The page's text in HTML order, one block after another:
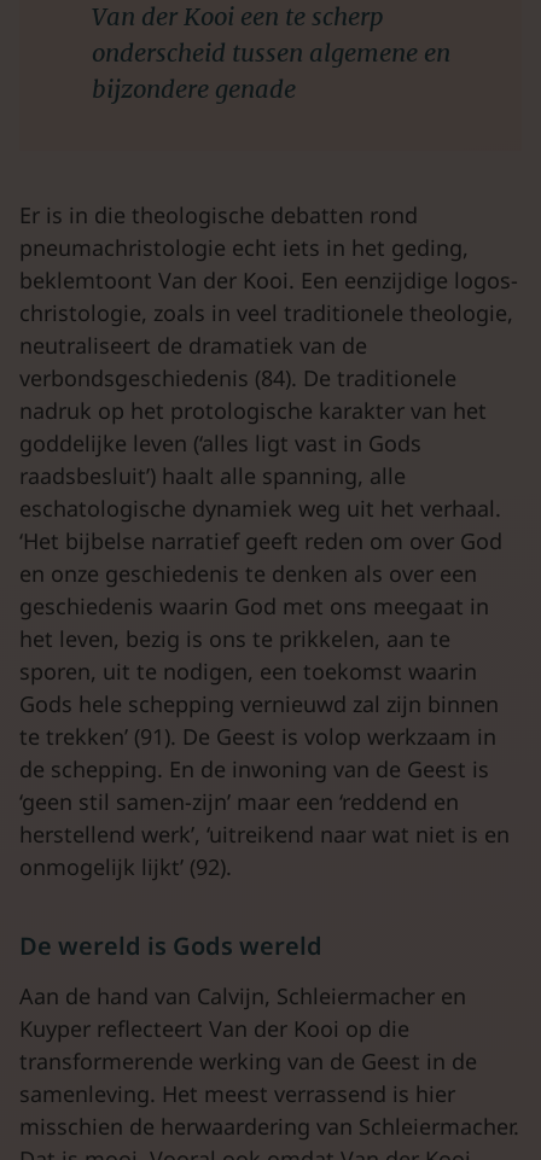
Van der Kooi een te scherp
onderscheid tussen algemene en
bijzondere genade
Er is in die theologische debatten rond
pneumachristologie echt iets in het geding,
beklemtoont Van der Kooi. Een eenzijdige logos-
christologie, zoals in veel traditionele theologie,
neutraliseert de dramatiek van de
verbondsgeschiedenis (84). De traditionele
nadruk op het protologische karakter van het
goddelijke leven (‘alles ligt vast in Gods
raadsbesluit’) haalt alle spanning, alle
eschatologische dynamiek weg uit het verhaal.
‘Het bijbelse narratief geeft reden om over God
en onze geschiedenis te denken als over een
geschiedenis waarin God met ons meegaat in
het leven, bezig is ons te prikkelen, aan te
sporen, uit te nodigen, een toekomst waarin
Gods hele schepping vernieuwd zal zijn binnen
te trekken’ (91). De Geest is volop werkzaam in
de schepping. En de inwoning van de Geest is
‘geen stil samen-zijn’ maar een ‘reddend en
herstellend werk’, ‘uitreikend naar wat niet is en
onmogelijk lijkt’ (92).
De wereld is Gods wereld
Aan de hand van Calvijn, Schleiermacher en
Kuyper reflecteert Van der Kooi op die
transformerende werking van de Geest in de
samenleving. Het meest verrassend is hier
misschien de herwaardering van Schleiermacher.